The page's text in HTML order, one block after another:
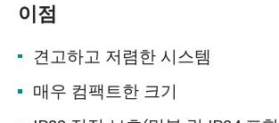
이점
견고하고 저렴한 시스템
매우 컴팩트한 크기